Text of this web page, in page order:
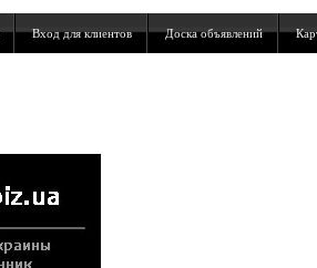
Вход для клиентов Доска объявлений